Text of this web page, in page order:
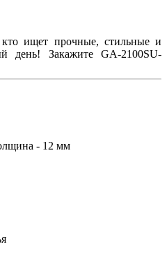
ищет прочные, стильные и
день! Закажите GA-2100SU-
- 12 мм